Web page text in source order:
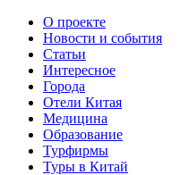
О проекте
Новости и события
Статьи
Интересное
Города
Отели Китая
Медицина
Образование
Турфирмы
Туры в Китай